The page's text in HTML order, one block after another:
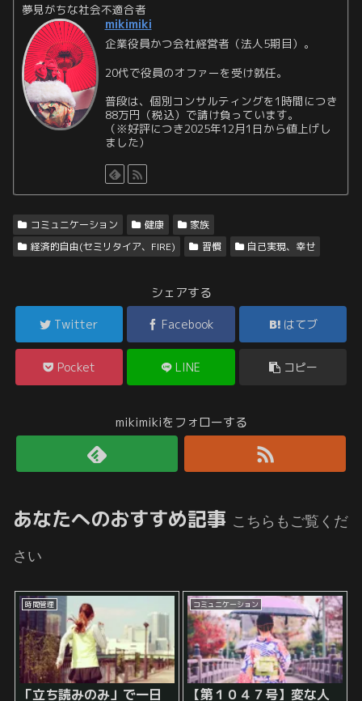
夢見がちな社会不適合者
mikimiki
企業役員かつ会社経営者（法人5期目）。
20代で役員のオファーを受け就任。
普段は、個別コンサルティングを1時間につき
88万円（税込）で請け負っています。
（※好評につき2025年12月1日から値上げし
ました）
コミュニケーション 健康
家族
経済的自由(セミリタイア、FIRE)
習慣 自己実現、幸せ
シェアする
Twitter Facebook はてブ
Pocket LINE コピー
mikimikiをフォローする
あなたへのおすすめ記事 こちらもご覧くだ
さい
時間管理
「立ち読みのみ」で一日
コミュニケーション
【第１０４７号】変な人